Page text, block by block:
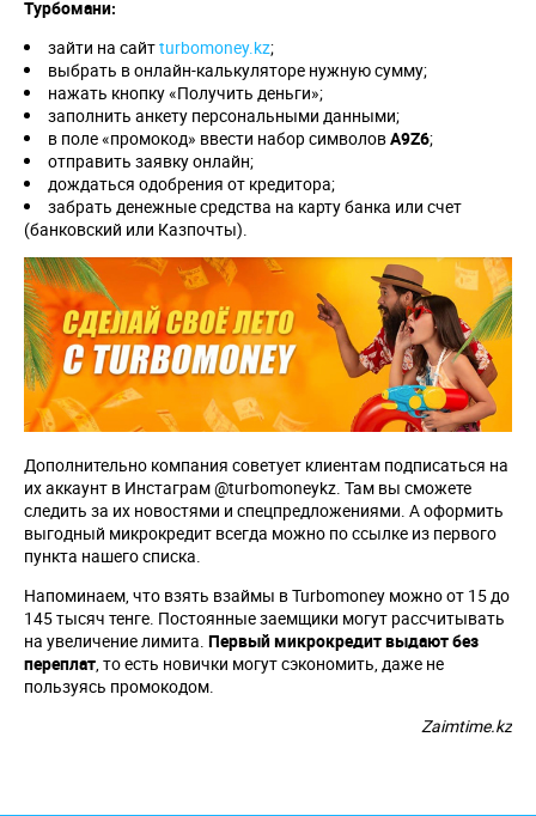
Турбомани:
зайти на сайтturbomoney.kz;
выбрать в онлайн-калькуляторе нужную сумму;
нажать кнопку «Получить деньги»;
заполнить анкету персональными данными;
в поле «промокод» ввести набор символовA9Z6;
отправить заявку онлайн;
дождаться одобрения от кредитора;
забрать денежные средства на карту банка или счет
(банковский или Казпочты).
Дополнительно компания советует клиентам подписаться на
их аккаунт в Инстаграм @turbomoneykz. Там вы сможете
следить за их новостями и спецпредложениями. А оформить
выгодный микрокредит всегда можно по ссылке из первого
пункта нашего списка.
Напоминаем, что взять взаймы в Turbomoney можно от 15 до
145 тысяч тенге. Постоянные заемщики могут рассчитывать
на увеличение лимита. Первый микрокредит выдают без
переплат , то есть новички могут сэкономить, даже не
пользуясь промокодом.
Zaimtime.kz